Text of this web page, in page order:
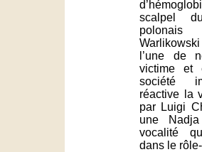
scalpel
l’une de
victime et
société
réactive la
par Luigi
une
vocalité
dans le